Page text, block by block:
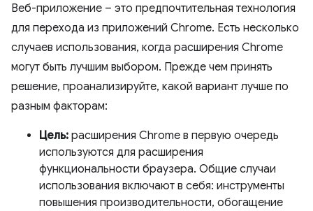
Веб-приложение – это предпочтительная технология
для перехода из приложений Chrome. Есть несколько
случаев использования, когда расширения Chrome
могут быть лучшим выбором. Прежде чем принять
решение, проанализируйте, какой вариант лучше по
разным факторам:
Цель: расширения Chrome в первую очередь
используются для расширения
функциональности браузера. Общие случаи
использования включают в себя: инструменты
повышения производительности, обогащение